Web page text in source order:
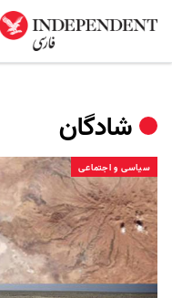
شادگان
سیاسی و اجتماعی